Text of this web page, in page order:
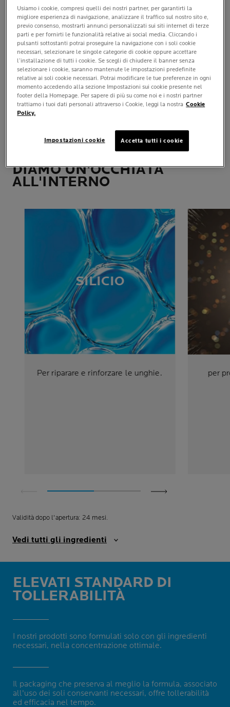
DOVE
Applica sulle unghie.
APPLICAZIONE
CONSIGLIATA
Per una tenuta ottimale, applica
1 strato di base coat, 2 strati di
TOLERIANE SMALTO
INGREDIENTI PRINCIPALI
DIAMO UN'OCCHIATA
ALL'INTERNO
SILICIO
Per riparare e rinforzare le unghie. per
Validità dopo l'apertura: 24 mesi.
Vedi tutti gli ingredienti
ELEVATI STANDARD DI
TOLLERABILITÀ
I nostri prodotti sono formulati solo con gli ingredienti
necessari, nella concentrazione ottimale.
Il packaging che preserva al meglio la formula, associato
all'uso dei soli conservanti necessari, offre tollerabilità
ed efficacia nel tempo.
Usiamo i cookie, compresi quelli dei nostri partner, per garantirti la
migliore esperienza di navigazione, analizzare il traffico sul nostro sito e,
previo consenso, mostrarti annunci personalizzati sui siti internet di terze
parti e per fornirti le funzionalità relative ai social media. Cliccando i
pulsanti sottostanti potrai proseguire la navigazione con i soli cookie
necessari, selezionare le singole categorie di cookie oppure accettare
l’installazione di tutti i cookie. Se scegli di chiudere il banner senza
selezionare i cookie, saranno mantenute le impostazioni predefinite
relative ai soli cookie necessari. Potrai modificare le tue preferenze in ogni
momento accedendo alla sezione Impostazioni sui cookie presente nel
footer della Homepage. Per sapere di più su come noi e i nostri partner
trattiamo i tuoi dati personali attraverso i Cookie, leggi la nostra Cookie
Policy.
Impostazioni cookie Accetta tutti i cookie